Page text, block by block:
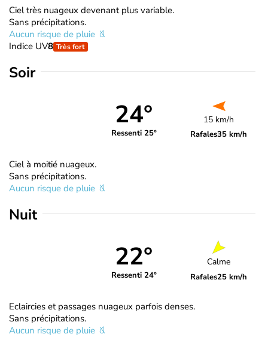
Ciel très nuageux devenant plus variable.
Sans précipitations.
Aucun risque de pluie
Indice UV8 Très fort
Soir
24°
Ressenti 25°
15 km/h
Rafales35 km/h
Ciel à moitié nuageux.
Sans précipitations.
Aucun risque de pluie
Nuit
22°
Ressenti 24°
Calme
Rafales25 km/h
Eclaircies et passages nuageux parfois denses.
Sans précipitations.
Aucun risque de pluie